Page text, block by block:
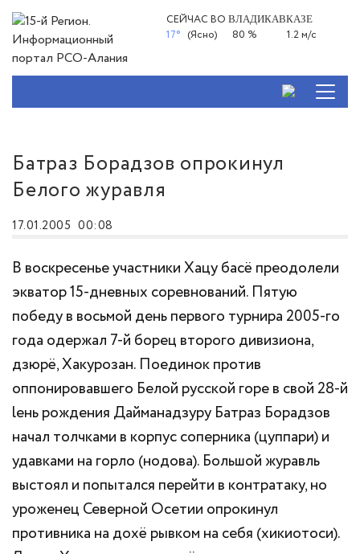
СЕЙЧАС ВОВЛАДИКАВКАЗЕ
17° (Ясно) 80 % 1.2 м/с
Батраз Борадзов опрокинул
Белого журавля
17.01.2005 00:08
В воскресенье участники Хацу басё преодолели
экватор 15-дневных соревнований. Пятую
победу в восьмой день первого турнира 2005-го
года одержал 7-й борец второго дивизиона,
дзюрё, Хакурозан. Поединок против
оппонировавшего Белой русской горе в свой 28-й
lень рождения Дайманадзуру Батраз Борадзов
начал толчками в корпус соперника (цуппари) и
удавками на горло (нодова). Большой журавль
выстоял и попытался перейти в контратаку, но
уроженец Северной Осетии опрокинул
противника на дохё рывком на себя (хикиотоси).